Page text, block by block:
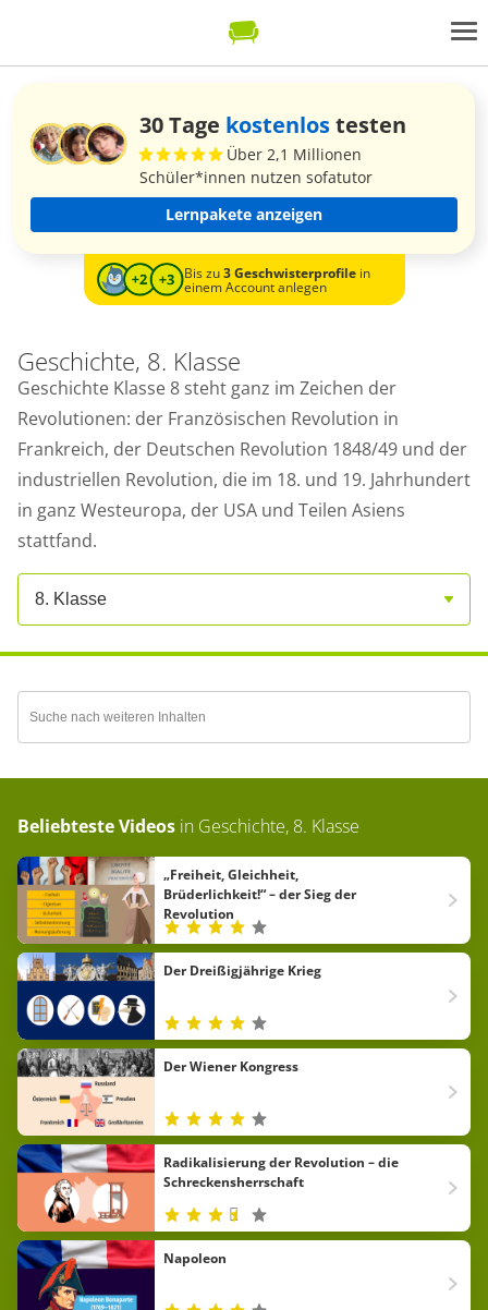
30 Tage kostenlostesten
Über 2,1 Millionen
Schüler*innen nutzen sofatutor
Lernpakete anzeigen
Bis zu3 Geschwisterprofilein
einem Account anlegen
Geschichte, 8. Klasse
Geschichte Klasse 8 steht ganz im Zeichen der
Revolutionen: der Französischen Revolution in
Frankreich, der Deutschen Revolution 1848/49 und der
industriellen Revolution, die im 18. und 19. Jahrhundert
in ganz Westeuropa, der USA und Teilen Asiens
stattfand.
8. Klasse
Beliebteste Videos in Geschichte, 8. Klasse
„Freiheit, Gleichheit,
Brüderlichkeit!“ – der Sieg der
Revolution
Der Dreißigjährige Krieg
Der Wiener Kongress
Radikalisierung der Revolution – die
Schreckensherrschaft
Napoleon